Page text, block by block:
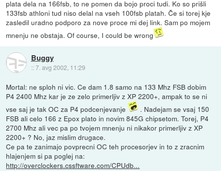
plata dela na 166fsb, to ne pomen da bojo proci tudi. Ko so prišli
133fsb athloni tud niso delal na vseh 100fsb platah. Če si torej kje
zasledil uradno podporo za nove proce mi dej link. Sam po mojem
mnenju ne obstaja. Of course, I could be wrong
Buggy
::7. avg 2002, 11:29
Mortal: ne sploh ni vic. Ce dam 1.8 samo na 133 Mhz FSB dobim
P4 2400 Mhz kar je ze zelo primerljiv z XP 2200+, ampak to se ni
vse saj je tak OC za P4 podcenjevanje
. Nadejam se vsaj 150
FSB ali celo 166 z Epox plato in novim 845G chipsetom. Torej, P4
2700 Mhz ali vec pa po tvojem mnenju ni nikakor primerljiv z XP
2200+ ? No, jaz mislim drugace.
Ce pa te zanimajo povprecni OC teh procesorjev in to z zracnim
hlajenjem si pa poglej na:
http://overclockers.cssftware.com/CPUdb...